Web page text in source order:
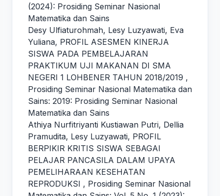
(2024): Prosiding Seminar Nasional
Matematika dan Sains
Desy Ulfiaturohmah, Lesy Luzyawati, Eva
Yuliana, PROFIL ASESMEN KINERJA
SISWA PADA PEMBELAJARAN
PRAKTIKUM UJI MAKANAN DI SMA
NEGERI 1 LOHBENER TAHUN 2018/2019 ,
Prosiding Seminar Nasional Matematika dan
Sains: 2019: Prosiding Seminar Nasional
Matematika dan Sains
Athiya Nurfitriyanti Kustiawan Putri, Dellia
Pramudita, Lesy Luzyawati, PROFIL
BERPIKIR KRITIS SISWA SEBAGAI
PELAJAR PANCASILA DALAM UPAYA
PEMELIHARAAN KESEHATAN
REPRODUKSI , Prosiding Seminar Nasional